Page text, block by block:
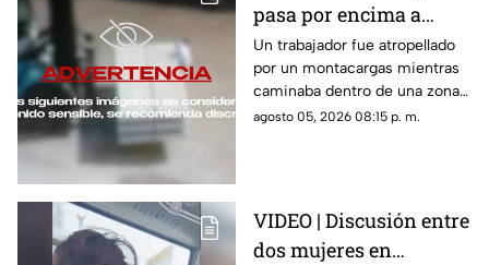
pasa por encima a
trabajador dentro de
una bodega
Un trabajador fue atropellado
por un montacargas mientras
caminaba dentro de una zona
de trabajo; cámaras de
agosto 05, 2026 08:15 p. m.
VIDEO | Discusión entre
dos mujeres en